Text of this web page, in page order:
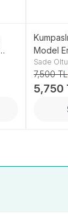
Model
Tesbih
Sade Oltu
7,500 TL
5,750